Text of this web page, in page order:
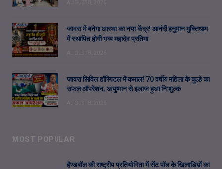
जावरा में बनेगा आस्था का नया केंद्र! आनंदी हनुमान मुक्तिधाम
में स्थापित होगी भव्य महादेव प्रतिमा
जावरा सिविल हॉस्पिटल में कमाल! 70 वर्षीय महिला के कूल्हे का
सफल ऑपरेशन, आयुष्मान से इलाज हुआ नि:शुल्क
MOST POPULAR
हैण्डबॉल की राष्ट्रीय प्रतियोगिता में सेंट पॉल के खिलाडिय़ों का